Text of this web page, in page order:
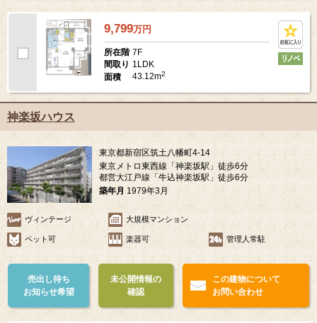
9,799万円
所在階 7F
間取り 1LDK
面積
43.12m2
神楽坂ハウス
東京都新宿区筑土八幡町4-14
東京メトロ東西線「神楽坂駅」徒歩6分
都営大江戸線「牛込神楽坂駅」徒歩6分
築年月 1979年3月
ヴィンテージ 大規模マンション
ペット可 楽器可 管理人常駐
売出し待ち
お知らせ希望
未公開情報の
確認
この建物について
お問い合わせ